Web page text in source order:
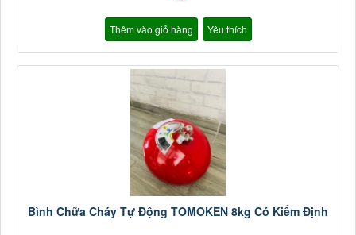
Thêm vào giỏ hàng Yêu thích
Bình Chữa Cháy Tự Động TOMOKEN 8kg Có Kiểm Định